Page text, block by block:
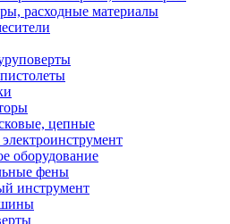
расходные материалы
цепные
оборудование
фены
инструмент